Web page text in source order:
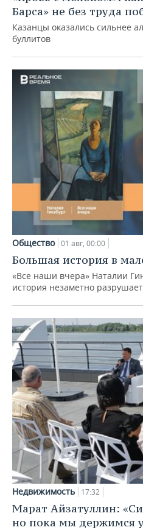
Барса» не без труда
Казанцы оказались сильнее
буллитов
Общество 01 авг, 00:00
Большая история в
«Все наши вчера» Наталии
история незаметно
Недвижимость 17:32
Марат Айзатуллин:
но пока мы держимся